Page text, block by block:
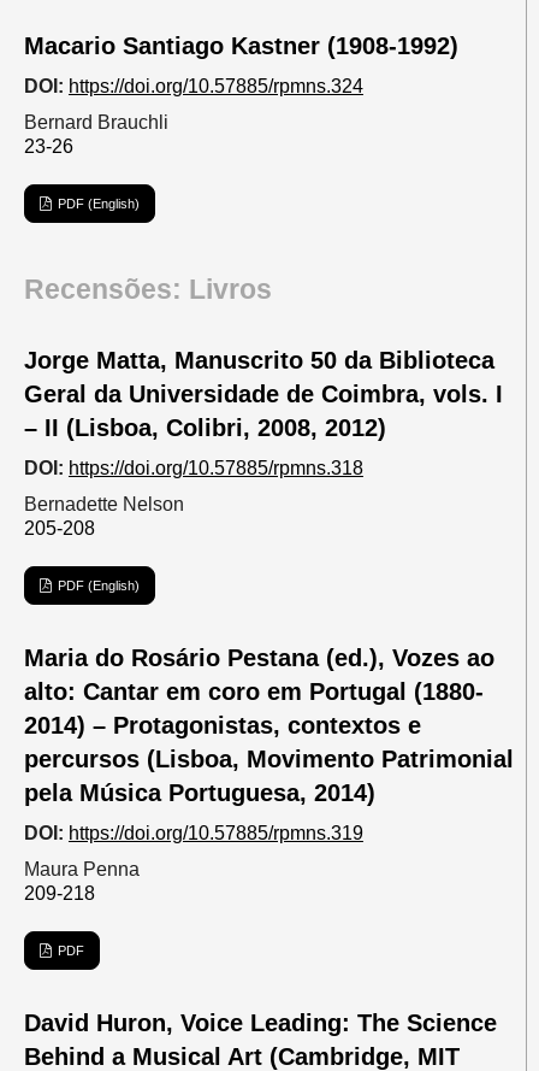
Macario Santiago Kastner (1908-1992)
DOI: https://doi.org/10.57885/rpmns.324
Bernard Brauchli
23-26
PDF (English)
Recensões: Livros
Jorge Matta, Manuscrito 50 da Biblioteca
Geral da Universidade de Coimbra, vols. I
– II (Lisboa, Colibri, 2008, 2012)
DOI: https://doi.org/10.57885/rpmns.318
Bernadette Nelson
205-208
PDF (English)
Maria do Rosário Pestana (ed.), Vozes ao
alto: Cantar em coro em Portugal (1880-
2014) – Protagonistas, contextos e
percursos (Lisboa, Movimento Patrimonial
pela Música Portuguesa, 2014)
DOI: https://doi.org/10.57885/rpmns.319
Maura Penna
209-218
PDF
David Huron, Voice Leading: The Science
Behind a Musical Art (Cambridge, MIT